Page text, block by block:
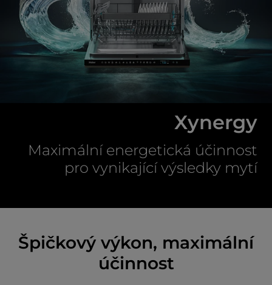
Xynergy
Maximální energetická účinnost
pro vynikající výsledky mytí
Špičkový výkon, maximální
účinnost